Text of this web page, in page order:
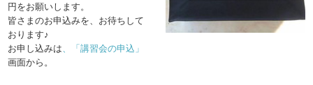
円をお願いします。
皆さまのお申込みを、お待ちして
おります♪
お申し込みは、「講習会の申込」
画面から。